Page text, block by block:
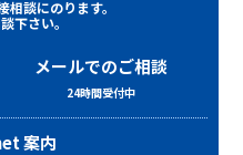
談にのります。
下さい。
メールでのご相談
24時間受付中
案内